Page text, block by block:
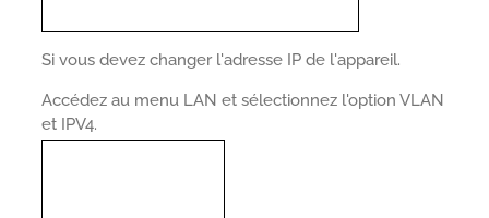
Si vous devez changer l'adresse IP de l'appareil.
Accédez au menu LAN et sélectionnez l'option VLAN
et IPV4.